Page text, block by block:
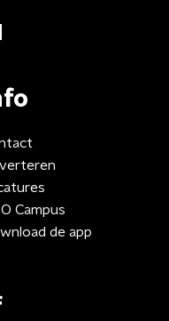
Campus
de app